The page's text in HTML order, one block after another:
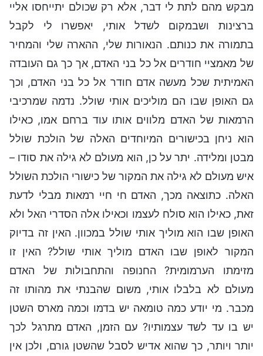
מבקש מהם לתת לי דבר, אלא רק שכולם יתייחסו אליי
ברצינות ושבמקום לשדל אותי, יאפשרו לי לקבל
בתמורה את כנותם. הנאורות שלי, ההארה שלי והמחיר
של מאמציי חודרים אל כל בני האדם, אך כך גם העובדה
האמיתית שכל מעשה אדם חודר אל כל בני האדם, וכך
גם האופן שבו הם מוליכים אותי שולל. נדמה שמרכיבי
הרמאות של האדם מלווים אותו עוד ברחם אמו, כאילו
הוא ניחן בכישורים המיוחדים האלה של הולכת שולל
מבטן ומלידה. יתר על כן, הוא מעולם לא גילה את סודו –
איש מעולם לא גילה את המקור של כישורי הולכת השולל
האלה. כתוצאה מכך, האדם חי חיי רמאות מבלי לדעת
זאת, כאילו הוא סולח לעצמו וכאילו אלה הסדרי האל ולא
האופן שבו הוא מוליך אותי שולל במכוון. האין זה בדיוק
המקור לאופן שבו האדם מוליך אותי שולל? האין זו
מזימתו הערמומית? החנופה והתחבולות של האדם
מעולם לא בלבלו אותי, משום שהבנתי את מהותו זה
מכבר. מי יודע כמה טומאה יש בדמו וכמה מארס השטן
יש בו עד לשד עצמותיו? עם הזמן, האדם מתרגל לכך
יותר ויותר, כך שהוא אדיש לסבל שהשטן גורם, ולכן אין